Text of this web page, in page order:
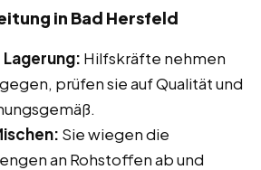
in Bad Hersfeld
Lagerung: Hilfskräfte nehmen
prüfen sie auf Qualität und
Sie wiegen die
an Rohstoffen ab und